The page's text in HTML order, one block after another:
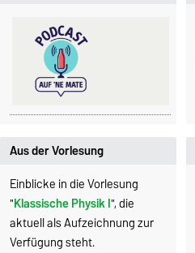
Aus der Vorlesung
Einblicke in die Vorlesung
"Klassische Physik I", die
aktuell als Aufzeichnung zur
Verfügung steht.